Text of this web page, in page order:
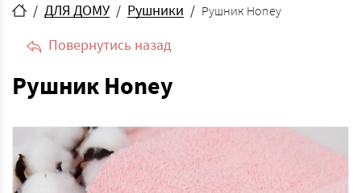
ДЛЯ ДОМУ Рушники Рушник Honey
Повернутись назад
Рушник Honey